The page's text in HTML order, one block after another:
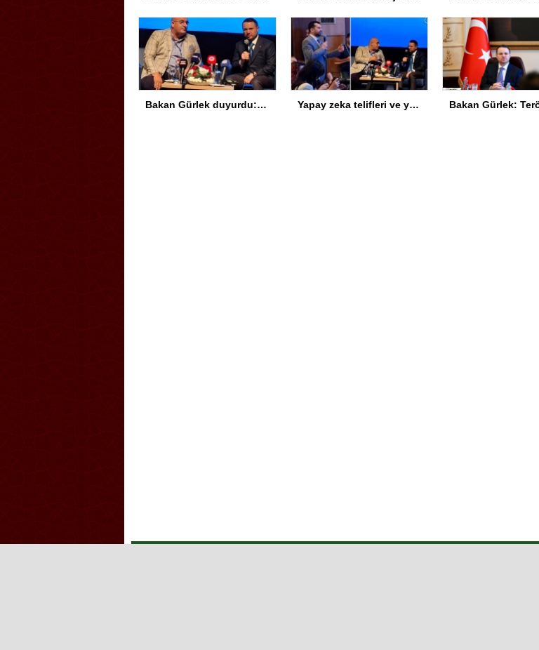
Bakan Gürlek duyurdu: Sosyal medya düzenlemesi geliyor Yapay zeka telifleri ve yıllar sonra çözülen cinayetler: Ekrem Teymur sordu, Bakan Gürlek yanıtladı